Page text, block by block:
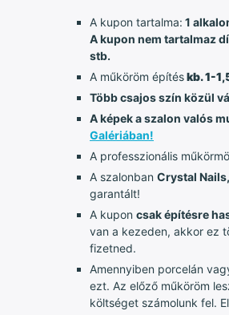
A kupon tartalma: 1
A kupon nem tartalmaz
stb.
A műköröm építéskb. 1-
Több csajos szín közül
A képek a szalon valós
Galériában!
A professzionális
A szalonban Crystal
garantált!
A kupon csak építésre
van a kezeden, akkor ez
fizetned.
Amennyiben porcelán
ezt. Az előző műköröm
költséget számolunk fel.